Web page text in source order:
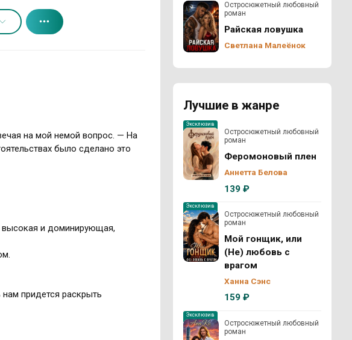
на мой немой вопрос. — На
было сделано это
высокая и доминирующая,
придется раскрыть
Остросюжетный любовный
роман
Райская ловушка
Светлана Малеёнок
Лучшие в жанре
Эксклюзив
Остросюжетный любовный
роман
Феромоновый плен
Аннетта Белова
139 ₽
Эксклюзив
Остросюжетный любовный
роман
Мой гонщик, или
(Не) любовь с
врагом
Ханна Сэнс
159 ₽
Эксклюзив
Остросюжетный любовный
роман